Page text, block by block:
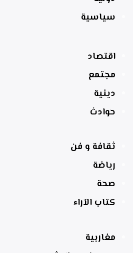
سياسية
اقتصاد
مجتمع
دينية
حوادث
ثقافة و فن
رياضة
صحة
كتاب الآراء
مغاربية